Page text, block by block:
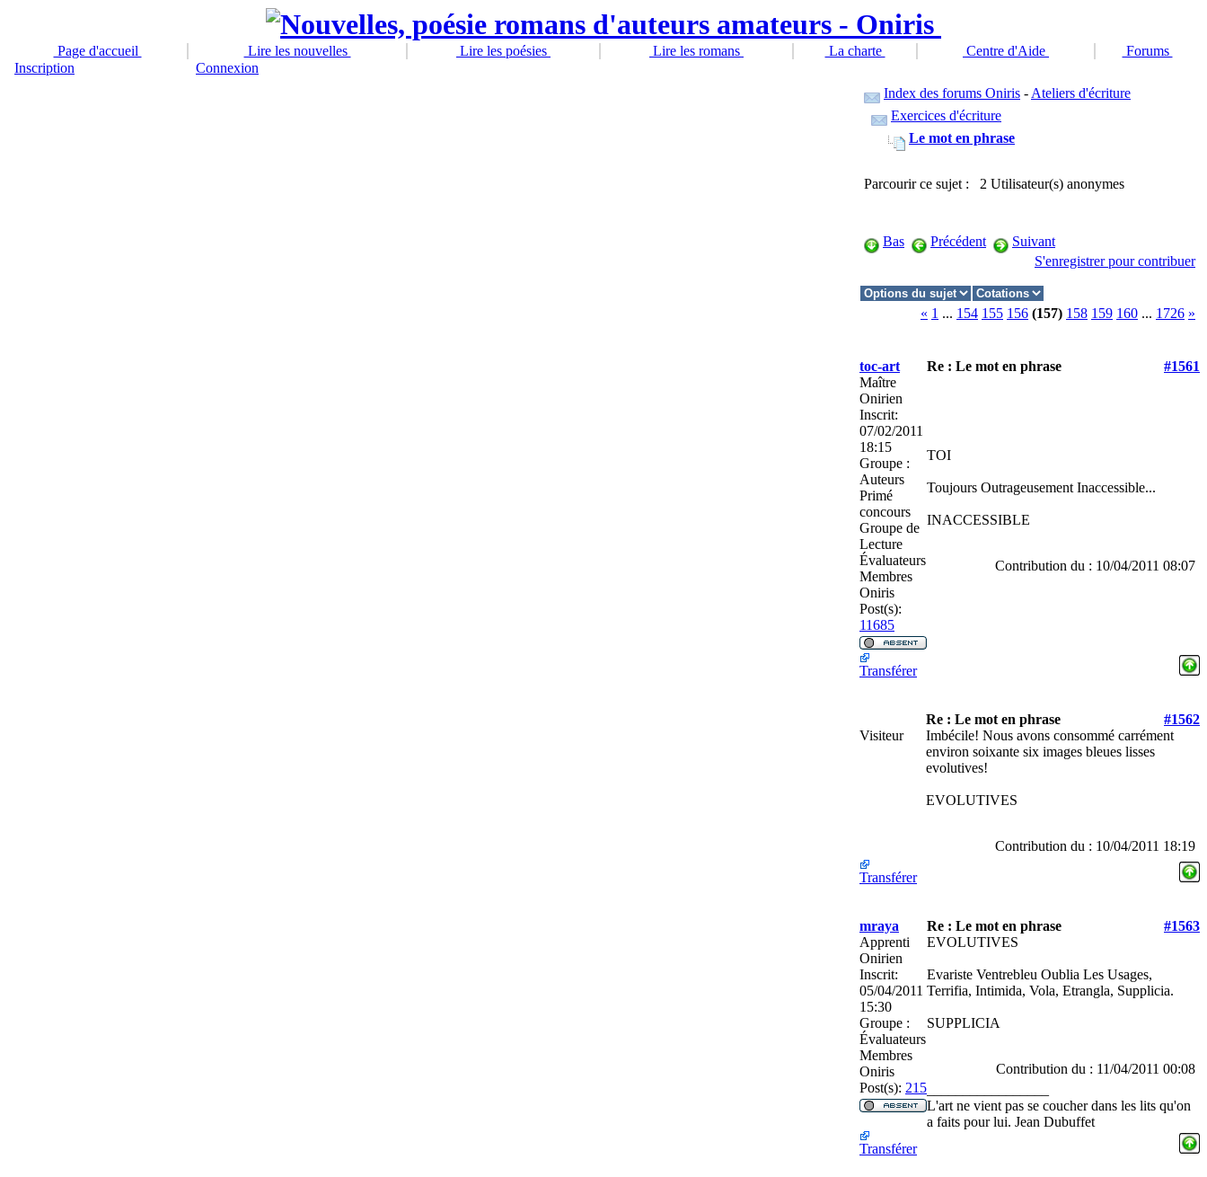
Page d'accueil Lire les nouvelles Lire les poésies Lire les romans La charte Centre d'Aide
Forums
Inscription
Connexion
Index des forums Oniris - Ateliers d'écriture
Exercices d'écriture
Le mot en phrase
Parcourir ce sujet : 2 Utilisateur(s) anonymes
Bas Précédent
Suivant
S'enregistrer pour contribuer
« 1 ... 154 155 156 (157) 158 159 160 ... 1726 »
toc-art Re : Le mot en phrase
#1561
Maître
Onirien
Inscrit:
07/02/2011
18:15
Groupe :
Auteurs
Primé
concours
Groupe de
Lecture
Évaluateurs
Membres
Oniris
Post(s):
11685
TOI
Toujours Outrageusement Inaccessible...
INACCESSIBLE
Contribution du : 10/04/2011 08:07
Transférer
Re : Le mot en phrase
#1562
Visiteur
Imbécile! Nous avons consommé carrément
environ soixante six images bleues lisses
evolutives!
EVOLUTIVES
Contribution du : 10/04/2011 18:19
Transférer
mraya Re : Le mot en phrase
#1563
Apprenti
Onirien
Inscrit:
05/04/2011
15:30
Groupe :
Évaluateurs
Membres
Oniris
Post(s): 215
EVOLUTIVES
Evariste Ventrebleu Oublia Les Usages,
Terrifia, Intimida, Vola, Etrangla, Supplicia.
SUPPLICIA
Contribution du : 11/04/2011 00:08
L'art ne vient pas se coucher dans les lits qu'on
a faits pour lui. Jean Dubuffet
Transférer